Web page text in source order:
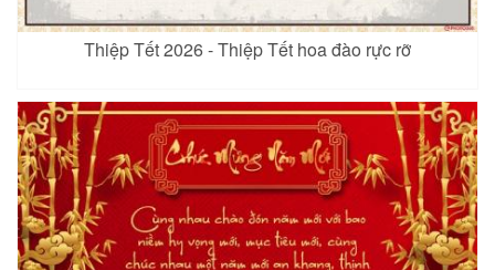
Thiệp Tết 2026 - Thiệp Tết hoa đào rực rỡ